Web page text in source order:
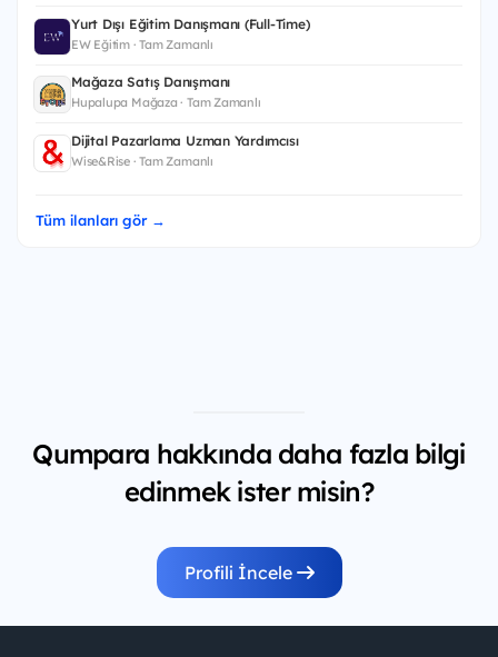
Yurt Dışı Eğitim Danışmanı (Full-Time)
EW Eğitim · Tam Zamanlı
Mağaza Satış Danışmanı
Hupalupa Mağaza · Tam Zamanlı
Dijital Pazarlama Uzman Yardımcısı
Wise&Rise · Tam Zamanlı
Tüm ilanları gör →
Qumpara hakkında daha fazla bilgi
edinmek ister misin?
Profili İncele